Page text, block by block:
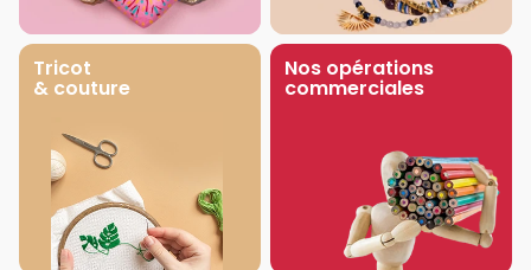
Tricot
& couture
Nos opérations
commerciales